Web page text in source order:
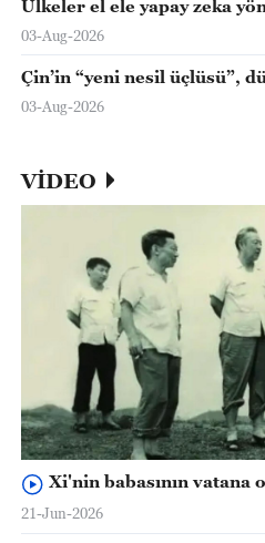
Ülkeler el ele yapay zeka
03-Aug-2026
Çin’in “yeni nesil üçlüsü”,
03-Aug-2026
VİDEO
Xi'nin babasının vatana
21-Jun-2026